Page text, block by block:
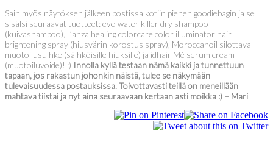
Sain myös näytöksen jälkeen postissa kotiin pienen goodiebagin ja se
sisälsi seuraavat tuotteet: evo water killer dry shampoo
(kuivashampoo), L’anza healing colorcare color illuminator hair
brightening spray (hiusvärin korostus spray), Moroccanoil silottava
muotoilusuihke (säihköisille hiuksille) ja idhair Mé serum cream
(muotoiluvoide)! :) Innolla kyllä testaan nämä kaikki ja tunnettuun
tapaan, jos rakastun johonkin näistä, tulee se näkymään
tulevaisuudessa postauksissa. Toivottavasti teillä on meneillään
mahtava tiistai ja nyt aina seuraavaan kertaan asti moikka :) – Mari